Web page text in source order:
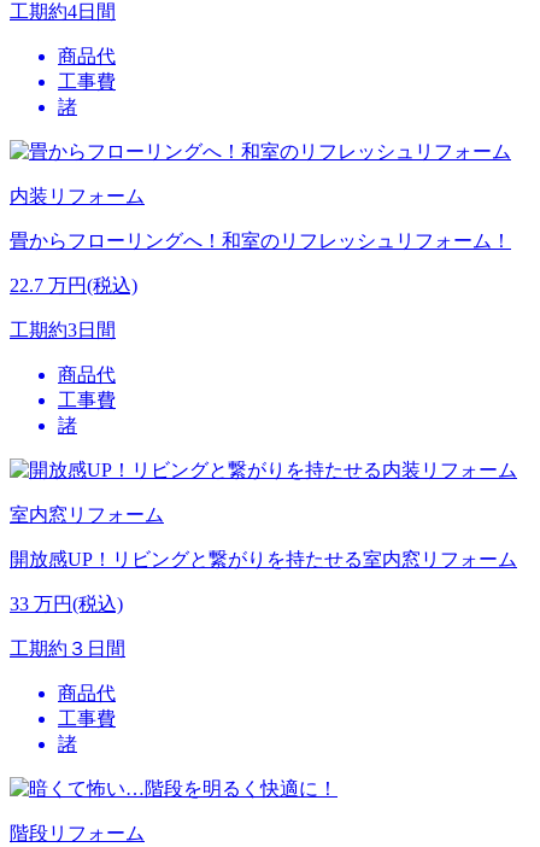
工期約4日間
商品代
工事費
諸
内装リフォーム
畳からフローリングへ！和室のリフレッシュリフォーム！
22.7 万円(税込)
工期約3日間
商品代
工事費
諸
室内窓リフォーム
開放感UP！リビングと繋がりを持たせる室内窓リフォーム
33 万円(税込)
工期約３日間
商品代
工事費
諸
階段リフォーム